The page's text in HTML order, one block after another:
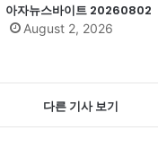
아자뉴스바이트 20260802
August 2, 2026
다른 기사 보기